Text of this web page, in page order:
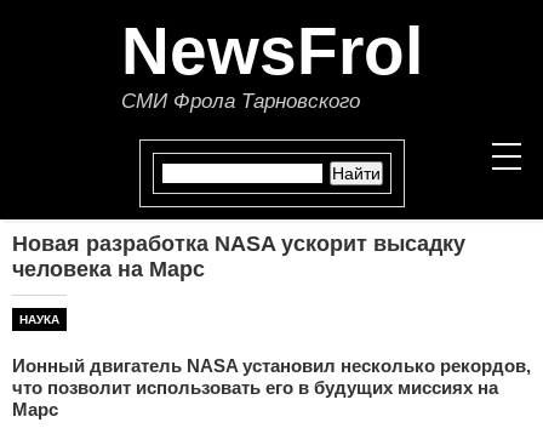
NewsFrol
СМИ Фрола Тарновского
ПОЛИТИКА
Новая разработка NASA ускорит высадку
человека на Марс
НАУКА
Ионный двигатель NASA установил несколько рекордов,
что позволит использовать его в будущих миссиях на
Марс